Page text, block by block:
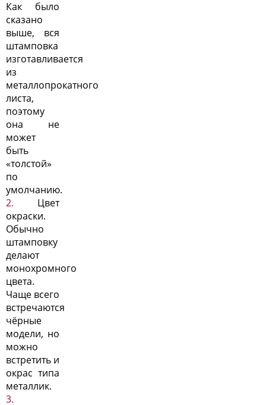
Как было
сказано
выше, вся
штамповка
изготавливается
из
металлопрокатного
листа,
поэтому
она не
может
быть
«толстой»
по
умолчанию.
Цвет
окраски.
Обычно
штамповку
делают
монохромного
цвета.
Чаще всего
встречаются
чёрные
модели, но
можно
встретить и
окрас типа
металлик.